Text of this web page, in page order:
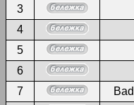
3
4
5
6
7